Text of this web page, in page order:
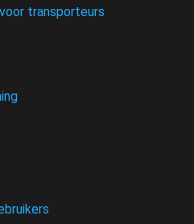
transporteurs